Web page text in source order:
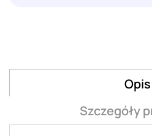
Opis
Szczegóły